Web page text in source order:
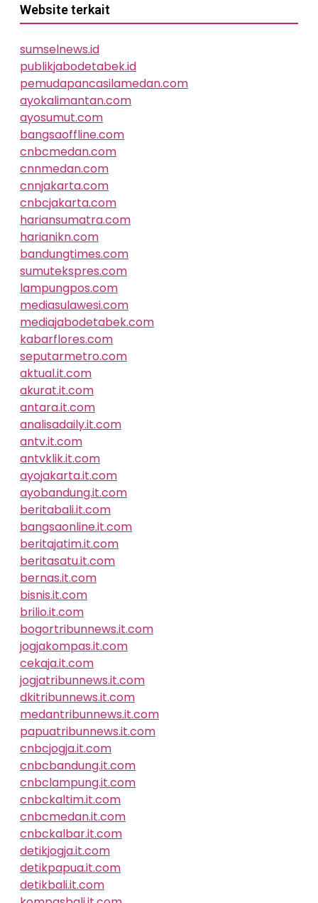
Website terkait
sumselnews.id
publikjabodetabek.id
pemudapancasilamedan.com
ayokalimantan.com
ayosumut.com
bangsaoffline.com
cnbcmedan.com
cnnmedan.com
cnnjakarta.com
cnbcjakarta.com
hariansumatra.com
harianikn.com
bandungtimes.com
sumutekspres.com
lampungpos.com
mediasulawesi.com
mediajabodetabek.com
kabarflores.com
seputarmetro.com
aktual.it.com
akurat.it.com
antara.it.com
analisadaily.it.com
antv.it.com
antvklik.it.com
ayojakarta.it.com
ayobandung.it.com
beritabali.it.com
bangsaonline.it.com
beritajatim.it.com
beritasatu.it.com
bernas.it.com
bisnis.it.com
brilio.it.com
bogortribunnews.it.com
jogjakompas.it.com
cekaja.it.com
jogjatribunnews.it.com
dkitribunnews.it.com
medantribunnews.it.com
papuatribunnews.it.com
cnbcjogja.it.com
cnbcbandung.it.com
cnbclampung.it.com
cnbckaltim.it.com
cnbcmedan.it.com
cnbckalbar.it.com
detikjogja.it.com
detikpapua.it.com
detikbali.it.com